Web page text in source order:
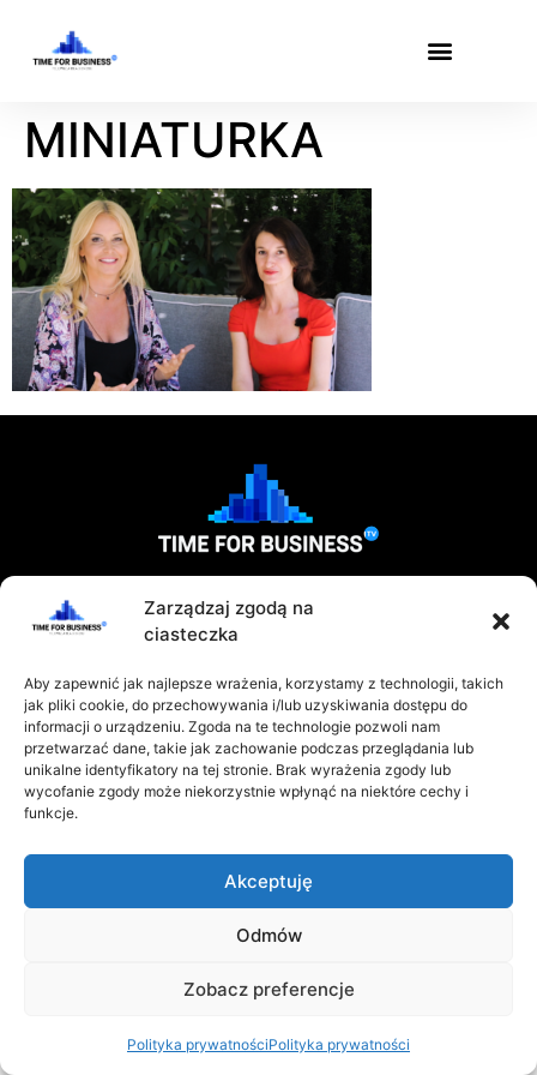
Zarządzaj zgodą na
ciasteczka
Aby zapewnić jak najlepsze wrażenia, korzystamy z technologii, takich
jak pliki cookie, do przechowywania i/lub uzyskiwania dostępu do
informacji o urządzeniu. Zgoda na te technologie pozwoli nam
przetwarzać dane, takie jak zachowanie podczas przeglądania lub
unikalne identyfikatory na tej stronie. Brak wyrażenia zgody lub
wycofanie zgody może niekorzystnie wpłynąć na niektóre cechy i
funkcje.
Akceptuję
Odmów
Zobacz preferencje
Polityka prywatnościPolityka prywatności
MINIATURKA
REGULAMIN POLITYKA PRYWATNOŚCI
KONTAKT
2025 © Time for Business TV | wszystkie prawa